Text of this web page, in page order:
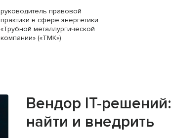
руководитель правовой
практики в сфере энергетики
«Трубной металлургической
компании» («ТМК»)
Вендор IT-решений:
найти и внедрить